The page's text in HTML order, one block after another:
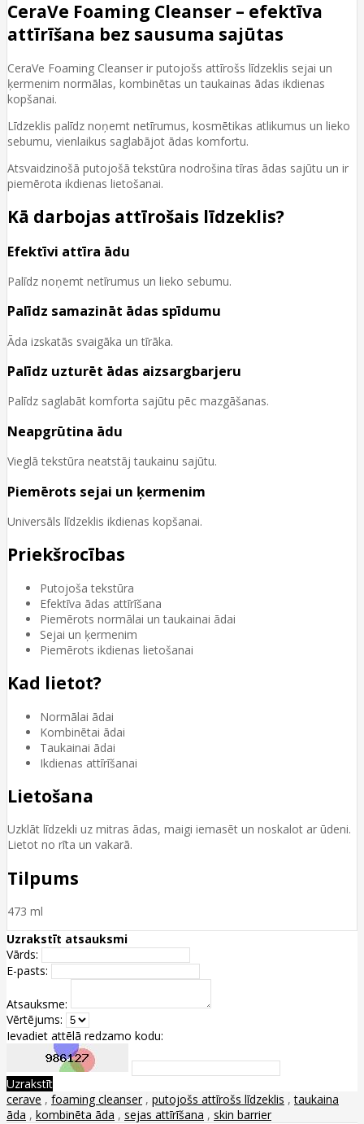
CeraVe Foaming Cleanser – efektīva
attīrīšana bez sausuma sajūtas
CeraVe Foaming Cleanser ir putojošs attīrošs līdzeklis sejai un
ķermenim normālas, kombinētas un taukainas ādas ikdienas
kopšanai.
Līdzeklis palīdz noņemt netīrumus, kosmētikas atlikumus un lieko
sebumu, vienlaikus saglabājot ādas komfortu.
Atsvaidzinošā putojošā tekstūra nodrošina tīras ādas sajūtu un ir
piemērota ikdienas lietošanai.
Kā darbojas attīrošais līdzeklis?
Efektīvi attīra ādu
Palīdz noņemt netīrumus un lieko sebumu.
Palīdz samazināt ādas spīdumu
Āda izskatās svaigāka un tīrāka.
Palīdz uzturēt ādas aizsargbarjeru
Palīdz saglabāt komforta sajūtu pēc mazgāšanas.
Neapgrūtina ādu
Vieglā tekstūra neatstāj taukainu sajūtu.
Piemērots sejai un ķermenim
Universāls līdzeklis ikdienas kopšanai.
Priekšrocības
Putojoša tekstūra
Efektīva ādas attīrīšana
Piemērots normālai un taukainai ādai
Sejai un ķermenim
Piemērots ikdienas lietošanai
Kad lietot?
Normālai ādai
Kombinētai ādai
Taukainai ādai
Ikdienas attīrīšanai
Lietošana
Uzklāt līdzekli uz mitras ādas, maigi iemasēt un noskalot ar ūdeni.
Lietot no rīta un vakarā.
Tilpums
473 ml
Uzrakstīt atsauksmi
Vārds:
E-pasts:
Atsauksme:
Vērtējums:
Ievadiet attēlā redzamo kodu:
Uzrakstīt
cerave , foaming cleanser , putojošs attīrošs līdzeklis ,taukaina
āda , kombinēta āda , sejas attīrīšana , skin barrier